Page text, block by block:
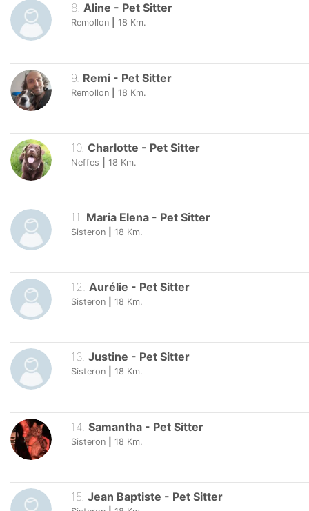
8. Aline - Pet Sitter
Remollon 18 Km.
9 Remi - Pet Sitter
Remollon 18 Km.
10. Charlotte - Pet Sitter
Neffes 18 Km.
11 Maria Elena - Pet Sitter
Sisteron 18 Km.
12. Aurélie - Pet Sitter
Sisteron 18 Km.
13. Justine - Pet Sitter
Sisteron 18 Km.
14 Samantha - Pet Sitter
Sisteron 18 Km.
15 Jean Baptiste - Pet Sitter